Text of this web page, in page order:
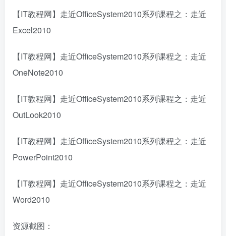
【IT教程网】走近OfficeSystem2010系列课程之：走近
Excel2010
【IT教程网】走近OfficeSystem2010系列课程之：走近
OneNote2010
【IT教程网】走近OfficeSystem2010系列课程之：走近
OutLook2010
【IT教程网】走近OfficeSystem2010系列课程之：走近
PowerPoint2010
【IT教程网】走近OfficeSystem2010系列课程之：走近
Word2010
资源截图：